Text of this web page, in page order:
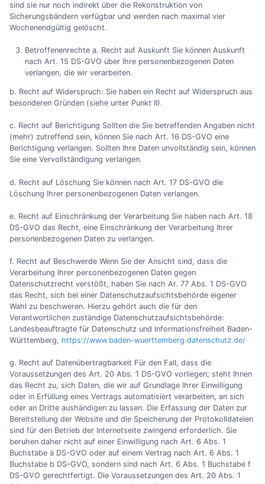
sind sie nur noch indirekt über die Rekonstruktion von
Sicherungsbändern verfügbar und werden nach maximal vier
Wochenendgültig gelöscht.
Betroffenenrechte a. Recht auf Auskunft Sie können Auskunft
nach Art. 15 DS-GVO über Ihre personenbezogenen Daten
verlangen, die wir verarbeiten.
b. Recht auf Widerspruch: Sie haben ein Recht auf Widerspruch aus
besonderen Gründen (siehe unter Punkt II).
c. Recht auf Berichtigung Sollten die Sie betreffenden Angaben nicht
(mehr) zutreffend sein, können Sie nach Art. 16 DS-GVO eine
Berichtigung verlangen. Sollten Ihre Daten unvollständig sein, können
Sie eine Vervollständigung verlangen.
d. Recht auf Löschung Sie können nach Art. 17 DS-GVO die
Löschung Ihrer personenbezogenen Daten verlangen.
e. Recht auf Einschränkung der Verarbeitung Sie haben nach Art. 18
DS-GVO das Recht, eine Einschränkung der Verarbeitung Ihrer
personenbezogenen Daten zu verlangen.
f. Recht auf Beschwerde Wenn Sie der Ansicht sind, dass die
Verarbeitung Ihrer personenbezogenen Daten gegen
Datenschutzrecht verstößt, haben Sie nach Ar. 77 Abs. 1 DS-GVO
das Recht, sich bei einer Datenschutzaufsichtsbehörde eigener
Wahl zu beschweren. Hierzu gehört auch die für den
Verantwortlichen zuständige Datenschutzaufsichtsbehörde:
Landesbeauftragte für Datenschutz und Informationsfreiheit Baden-
Württemberg, https://www.baden-wuerttemberg.datenschutz.de/
g. Recht auf Datenübertragbarkeit Für den Fall, dass die
Voraussetzungen des Art. 20 Abs. 1 DS-GVO vorliegen, steht Ihnen
das Recht zu, sich Daten, die wir auf Grundlage Ihrer Einwilligung
oder in Erfüllung eines Vertrags automatisiert verarbeiten, an sich
oder an Dritte aushändigen zu lassen. Die Erfassung der Daten zur
Bereitstellung der Website und die Speicherung der Protokolldateien
sind für den Betrieb der Internetseite zwingend erforderlich. Sie
beruhen daher nicht auf einer Einwilligung nach Art. 6 Abs. 1
Buchstabe a DS-GVO oder auf einem Vertrag nach Art. 6 Abs. 1
Buchstabe b DS-GVO, sondern sind nach Art. 6 Abs. 1 Buchstabe f
DS-GVO gerechtfertigt. Die Voraussetzungen des Art. 20 Abs. 1